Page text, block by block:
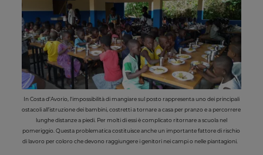
In Costa d’Avorio, l'impossibilità di mangiare sul posto rappresenta uno dei principali
ostacoli all’istruzione dei bambini, costretti a tornare a casa per pranzo e a percorrere
lunghe distanze a piedi. Per molti di essi è complicato ritornare a scuola nel
pomeriggio. Questa problematica costituisce anche un importante fattore di rischio
di lavoro per coloro che devono raggiungere i genitori nei campi o nelle piantagioni.